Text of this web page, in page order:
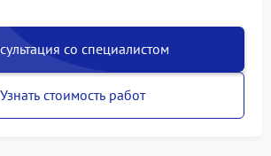
со специалистом
Узнать стоимость работ